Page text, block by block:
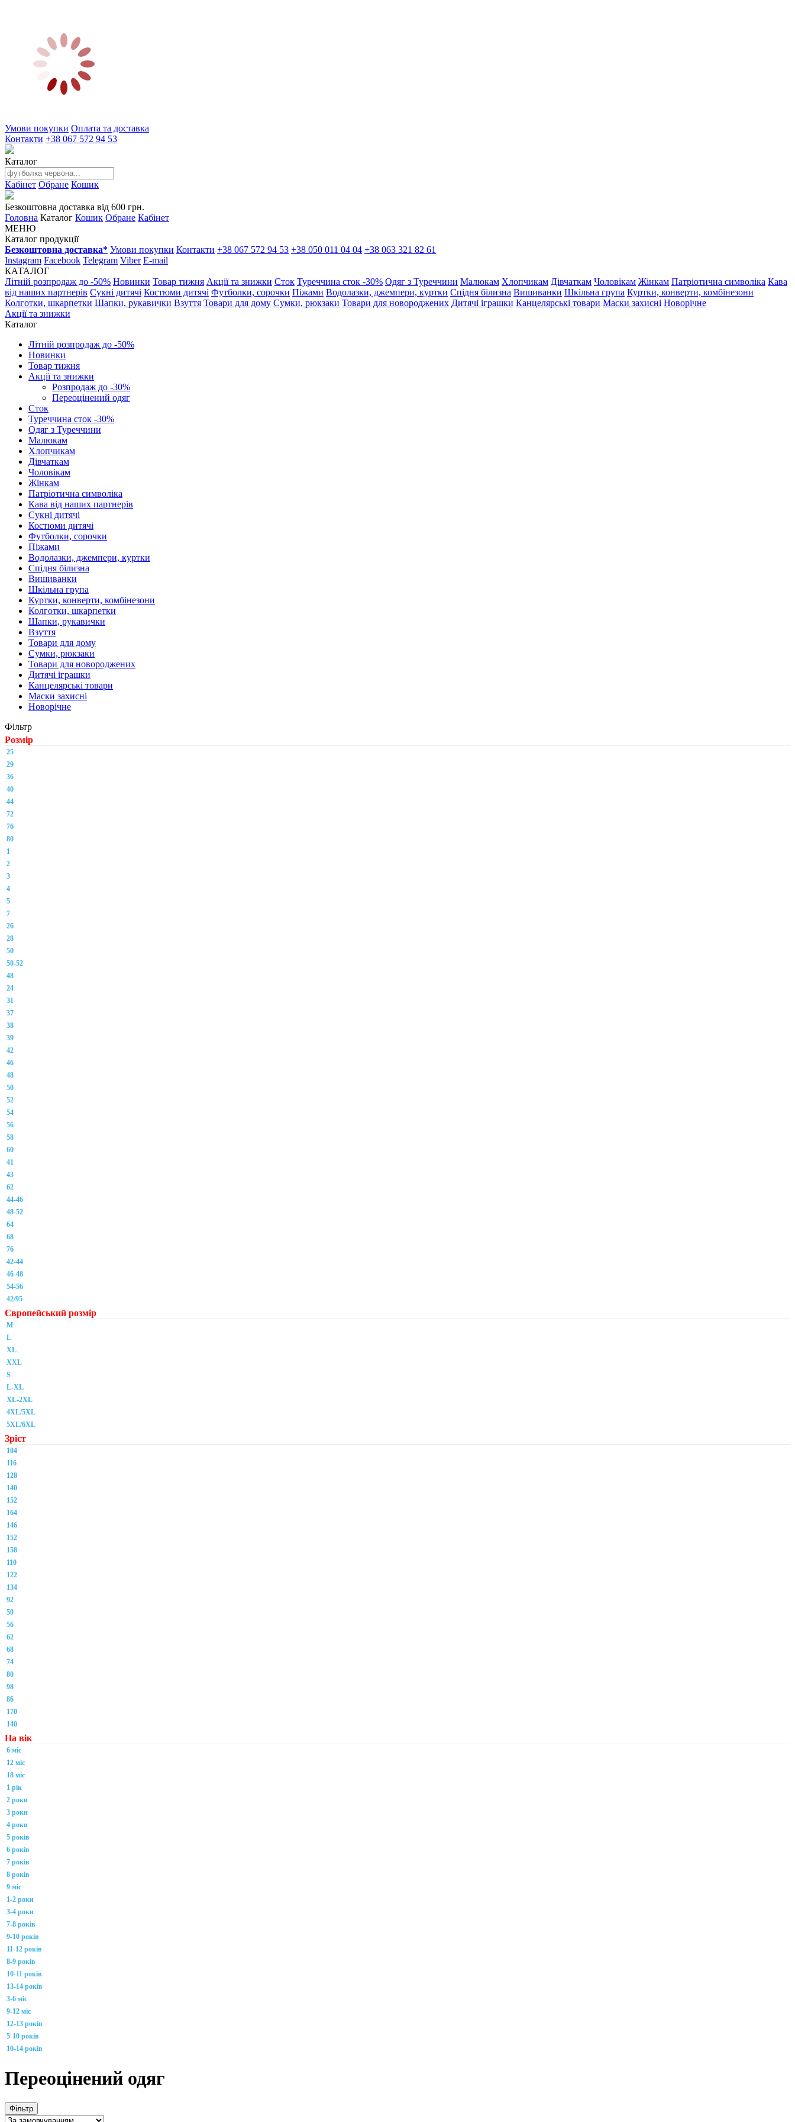
Умови покупки Оплата та доставка
Контакти +38 067 572 94 53
Каталог
Кабінет Обране Кошик
Безкоштовна доставка від 600 грн.
Головна Каталог Кошик Обране Кабінет
МЕНЮ
Каталог продукції
Безкоштовна доставка* Умови покупки Контакти +38 067 572 94 53 +38 050 011 04 04 +38 063 321 82 61
Instagram Facebook Telegram Viber E-mail
КАТАЛОГ
Літній розпродаж до -50% Новинки Товар тижня Акції та знижки Сток Туреччина сток -30% Одяг з Туреччини Малюкам Хлопчикам Дівчаткам Чоловікам Жінкам Патріотична символіка Кава
від наших партнерів Сукні дитячі Костюми дитячі Футболки, сорочки Піжами Водолазки, джемпери, куртки Спідня білизна Вишиванки Шкільна група Куртки, конверти, комбінезони
Колготки, шкарпетки Шапки, рукавички Взуття Товари для дому Сумки, рюкзаки Товари для новороджених Дитячі іграшки Канцелярські товари Маски захисні Новорічне
Акції та знижки
Каталог
Літній розпродаж до -50%
Новинки
Товар тижня
Акції та знижки
Розпродаж до -30%
Переоцінений одяг
Сток
Туреччина сток -30%
Одяг з Туреччини
Малюкам
Хлопчикам
Дівчаткам
Чоловікам
Жінкам
Патріотична символіка
Кава від наших партнерів
Сукні дитячі
Костюми дитячі
Футболки, сорочки
Піжами
Водолазки, джемпери, куртки
Спідня білизна
Вишиванки
Шкільна група
Куртки, конверти, комбінезони
Колготки, шкарпетки
Шапки, рукавички
Взуття
Товари для дому
Сумки, рюкзаки
Товари для новороджених
Дитячі іграшки
Канцелярські товари
Маски захисні
Новорічне
Фільтр
Розмір
25
29
36
40
44
72
76
80
1
2
3
4
5
7
26
28
50
50-52
48
24
31
37
38
39
42
46
48
50
52
54
56
58
60
41
43
62
44-46
48-52
64
68
76
42-44
46-48
54-56
42/95
Європейський розмір
M
L
XL
XXL
S
L-XL
XL-2XL
4XL/5XL
5XL/6XL
Зріст
104
116
128
140
152
164
146
152
158
110
122
134
92
50
56
62
68
74
80
98
86
170
140
На вік
6 міс
12 міс
18 міс
1 рік
2 роки
3 роки
4 роки
5 років
6 років
7 років
8 років
9 міс
1-2 роки
3-4 роки
7-8 років
9-10 років
11-12 років
8-9 років
10-11 років
13-14 років
3-6 міс
9-12 міс
12-13 років
5-10 років
10-14 років
Переоцінений одяг
Фільтр